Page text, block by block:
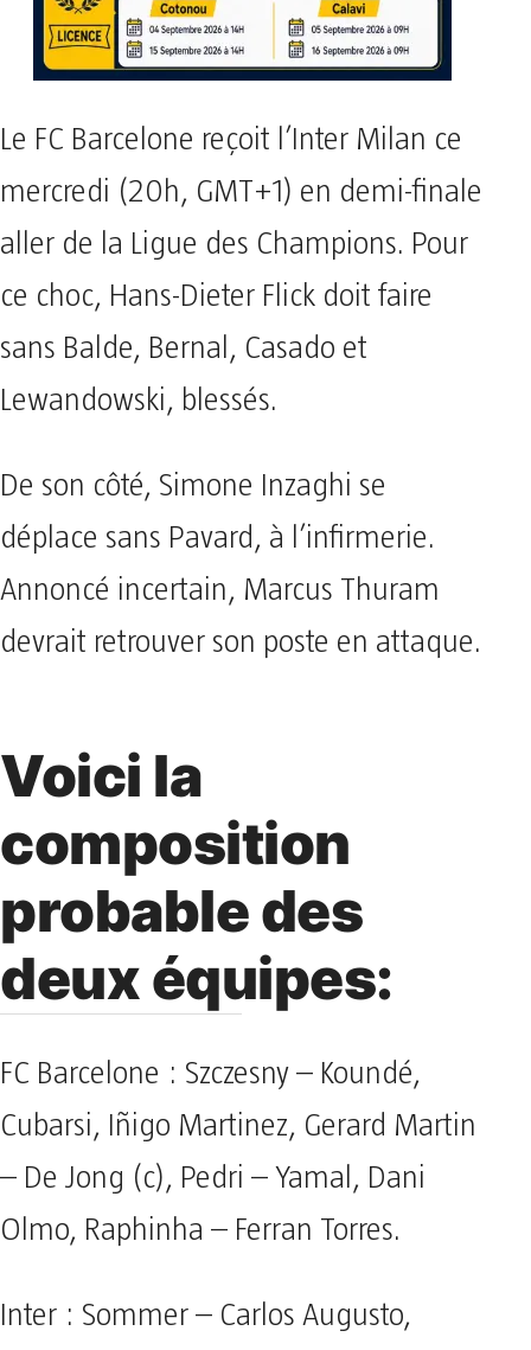
Le FC Barcelone reçoit l’Inter Milan ce
mercredi (20h, GMT+1) en demi-finale
aller de la Ligue des Champions. Pour
ce choc, Hans-Dieter Flick doit faire
sans Balde, Bernal, Casado et
Lewandowski, blessés.
De son côté, Simone Inzaghi se
déplace sans Pavard, à l’infirmerie.
Annoncé incertain, Marcus Thuram
devrait retrouver son poste en attaque.
Voici la
composition
probable des
deux équipes:
FC Barcelone : Szczesny – Koundé,
Cubarsi, Iñigo Martinez, Gerard Martin
– De Jong (c), Pedri – Yamal, Dani
Olmo, Raphinha – Ferran Torres.
Inter : Sommer – Carlos Augusto,